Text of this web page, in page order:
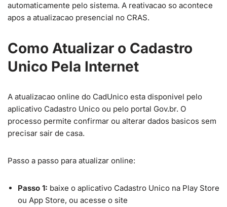
automaticamente pelo sistema. A reativacao so acontece
apos a atualizacao presencial no CRAS.
Como Atualizar o Cadastro
Unico Pela Internet
A atualizacao online do CadUnico esta disponivel pelo
aplicativo Cadastro Unico ou pelo portal Gov.br. O
processo permite confirmar ou alterar dados basicos sem
precisar sair de casa.
Passo a passo para atualizar online:
Passo 1: baixe o aplicativo Cadastro Unico na Play Store
ou App Store, ou acesse o site